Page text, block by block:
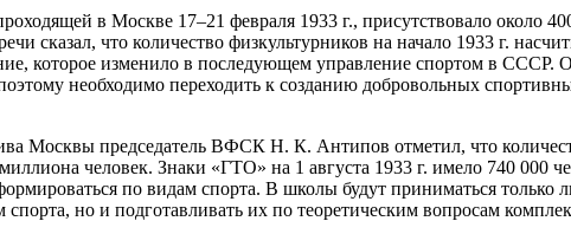
в Москве 17–21 февраля 1933 г., присутствовало около
что количество физкультурников на начало 1933 г.
изменило в последующем управление спортом в СССР. Он
необходимо переходить к созданию добровольных
Москвы председатель ВФСК Н. К. Антипов отметил, что
человек. Знаки «ГТО» на 1 августа 1933 г. имело 740 000
по видам спорта. В школы будут приниматься
но и подготавливать их по теоретическим вопросам